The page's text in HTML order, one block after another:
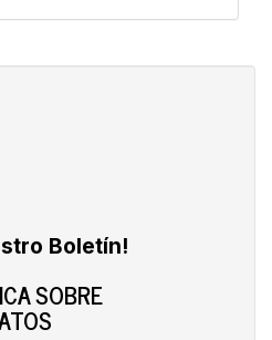
Boletín!
SOBRE